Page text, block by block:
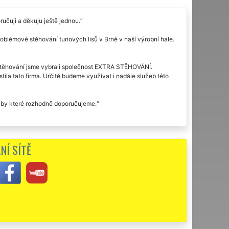
a děkuju ještě jednou.
stěhování tunových lisů v Brně v naší výrobní hale.
jsme vybrali společnost EXTRA STĚHOVÁNÍ.
tato firma. Určitě budeme využívat i nadále služeb této
které rozhodně doporučujeme.
SÍTĚ